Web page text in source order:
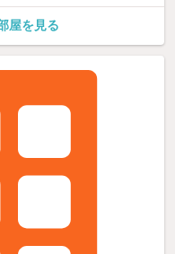
屋を見る